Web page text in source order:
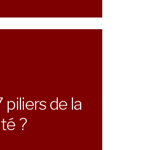
piliers de la
?